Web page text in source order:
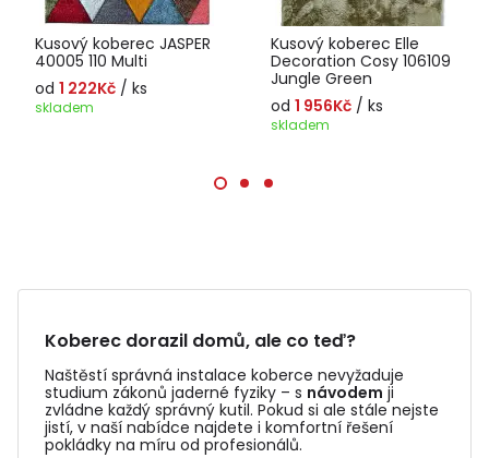
Kusový koberec JASPER
40005 110 Multi
od 1 222Kč / ks
skladem
Kusový koberec Elle
Decoration Cosy 106109
Jungle Green
od 1 956Kč / ks
skladem
Koberec dorazil domů, ale co teď?
Naštěstí správná instalace koberce nevyžaduje
studium zákonů jaderné fyziky – s návodem ji
zvládne každý správný kutil. Pokud si ale stále nejste
jistí, v naší nabídce najdete i komfortní řešení
pokládky na míru od profesionálů.